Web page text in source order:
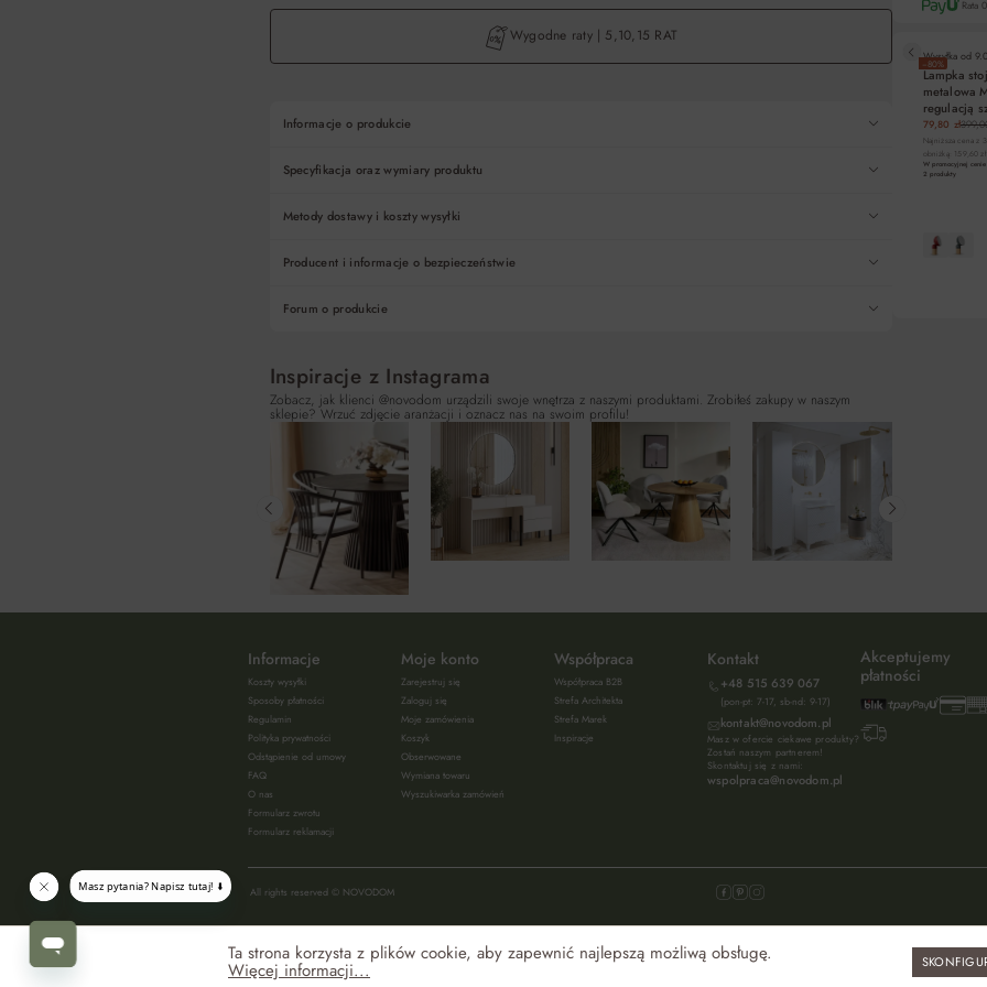
Wygodne raty | 5,10,15 RAT
Informacje o produkcie
Specyfikacja oraz wymiary produktu
Metody dostawy i koszty wysyłki
Producent i informacje o bezpieczeństwie
Forum o produkcie
Inspiracje z Instagrama
Zobacz, jak klienci @novodom urządzili swoje wnętrza z naszymi produktami. Zrobiłeś zakupy w naszym
sklepie? Wrzuć zdjęcie aranżacji i oznacz nas na swoim profilu!
Rata
Liczba rat
10
−80%
Wysyłka od
Lampka
metalowa
regulacją
79,80 zł
Najniższa cena z
obniżką: 159,60 zł
W promocyjnej cenie
2 produkty
Informacje
Koszty wysyłki
Sposoby płatności
Regulamin
Polityka prywatności
Odstąpienie od umowy
FAQ
O nas
Formularz zwrotu
Formularz reklamacji
Moje konto
Zarejestruj się
Zaloguj się
Moje zamówienia
Koszyk
Obserwowane
Wymiana towaru
Wyszukiwarka zamówień
Współpraca
Współpraca B2B
Strefa Architekta
Strefa Marek
Inspiracje
Kontakt
+48 515 639 067
(pon-pt: 7-17, sb-nd: 9-17)
kontakt@novodom.pl
Masz w ofercie ciekawe produkty?
Zostań naszym partnerem!
Skontaktuj się z nami:
wspolpraca@novodom.pl
Akceptujemy
płatności
All rights reserved © NOVODOM
Ta strona korzysta z plików cookie, aby zapewnić najlepszą możliwą obsługę.
Więcej informacji...